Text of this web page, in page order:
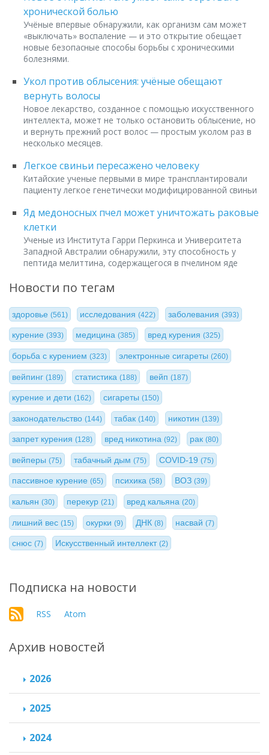
хронической болью
Учёные впервые обнаружили, как организм сам может
«выключать» воспаление — и это открытие обещает
новые безопасные способы борьбы с хроническими
болезнями.
Укол против облысения: учёные обещают
вернуть волосы
Новое лекарство, созданное с помощью искусственного
интеллекта, может не только остановить облысение, но
и вернуть прежний рост волос — простым уколом раз в
несколько месяцев.
Легкое свиньи пересажено человеку
Китайские ученые первыми в мире трансплантировали
пациенту легкое генетически модифицированной свиньи
Яд медоносных пчел может уничтожать раковые
клетки
Ученые из Института Гарри Перкинса и Университета
Западной Австралии обнаружили, эту способность у
пептида мелиттина, содержащегося в пчелином яде
Новости по тегам
здоровье (561) исследования(422) заболевания (393)
курение (393) медицина(385) вред курения (325)
борьба с курением (323) электронные сигареты(260)
вейпинг (189) статистика(188) вейп (187)
курение и дети (162) сигареты(150)
законодательство (144) табак(140) никотин (139)
запрет курения (128) вред никотина(92) рак (80)
вейперы (75) табачный дым(75) COVID-19 (75)
пассивное курение (65) психика(58) ВОЗ (39)
кальян (30) перекур(21) вред кальяна (20)
лишний вес (15) окурки(9) ДНК (8) насвай(7)
снюс (7) Искусственный интеллект(2)
Подписка на новости
RSS Atom
Архив новостей
2026
2025
2024